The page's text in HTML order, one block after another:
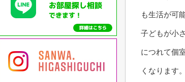
も生活が可
子どもが小
につれて個
くなります。